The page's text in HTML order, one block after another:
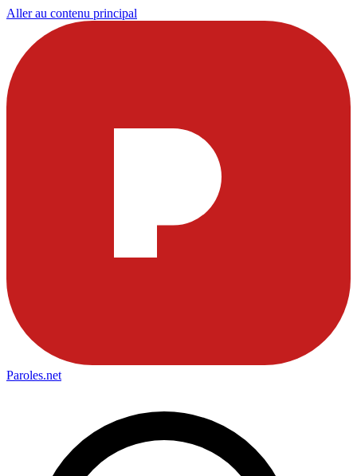
Aller au contenu principal
Paroles.net